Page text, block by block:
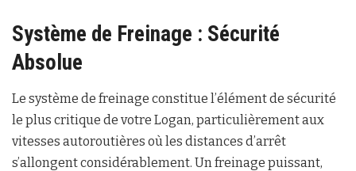
Système de Freinage : Sécurité
Absolue
Le système de freinage constitue l’élément de sécurité
le plus critique de votre Logan, particulièrement aux
vitesses autoroutières où les distances d’arrêt
s’allongent considérablement. Un freinage puissant,